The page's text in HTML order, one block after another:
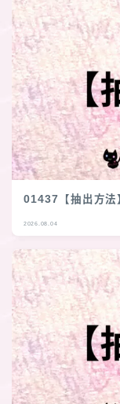
01437【抽出方法
2026.08.04